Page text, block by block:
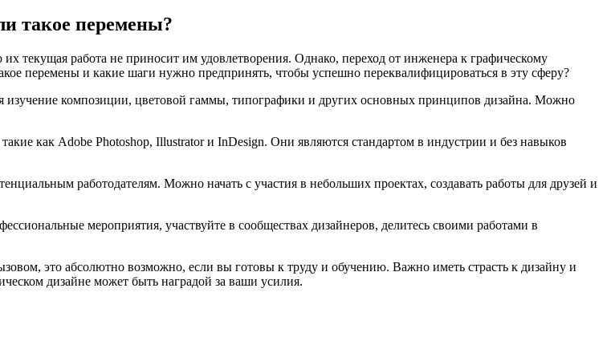
такое перемены?
текущая работа не приносит им удовлетворения. Однако, переход от инженера к графическому
перемены и какие шаги нужно предпринять, чтобы успешно переквалифицироваться в эту сферу?
изучение композиции, цветовой гаммы, типографики и других основных принципов дизайна. Можно
как Adobe Photoshop, Illustrator и InDesign. Они являются стандартом в индустрии и без навыков
работодателям. Можно начать с участия в небольших проектах, создавать работы для друзей и
мероприятия, участвуйте в сообществах дизайнеров, делитесь своими работами в
это абсолютно возможно, если вы готовы к труду и обучению. Важно иметь страсть к дизайну и
дизайне может быть наградой за ваши усилия.